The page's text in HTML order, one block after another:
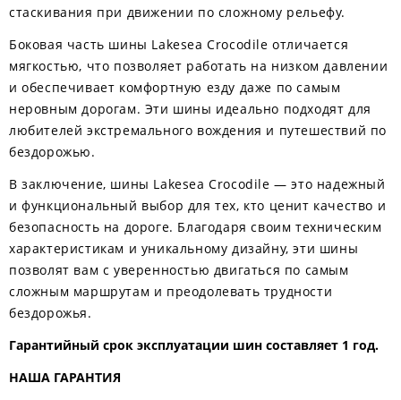
стаскивания при движении по сложному рельефу.
Боковая часть шины Lakesea Crocodile отличается
мягкостью, что позволяет работать на низком давлении
и обеспечивает комфортную езду даже по самым
неровным дорогам. Эти шины идеально подходят для
любителей экстремального вождения и путешествий по
бездорожью.
В заключение, шины Lakesea Crocodile — это надежный
и функциональный выбор для тех, кто ценит качество и
безопасность на дороге. Благодаря своим техническим
характеристикам и уникальному дизайну, эти шины
позволят вам с уверенностью двигаться по самым
сложным маршрутам и преодолевать трудности
бездорожья.
Гарантийный срок эксплуатации шин составляет 1 год.
НАША ГАРАНТИЯ